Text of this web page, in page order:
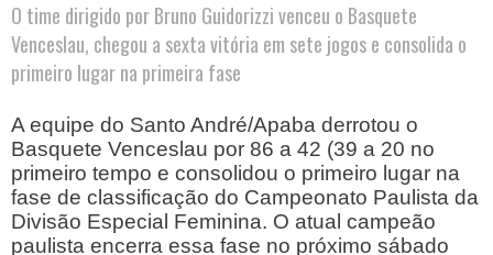
O time dirigido por Bruno Guidorizzi venceu o Basquete
Venceslau, chegou a sexta vitória em sete jogos e consolida o
primeiro lugar na primeira fase
A equipe do Santo André/Apaba derrotou o
Basquete Venceslau por 86 a 42 (39 a 20 no
primeiro tempo e consolidou o primeiro lugar na
fase de classificação do Campeonato Paulista da
Divisão Especial Feminina. O atual campeão
paulista encerra essa fase no próximo sábado